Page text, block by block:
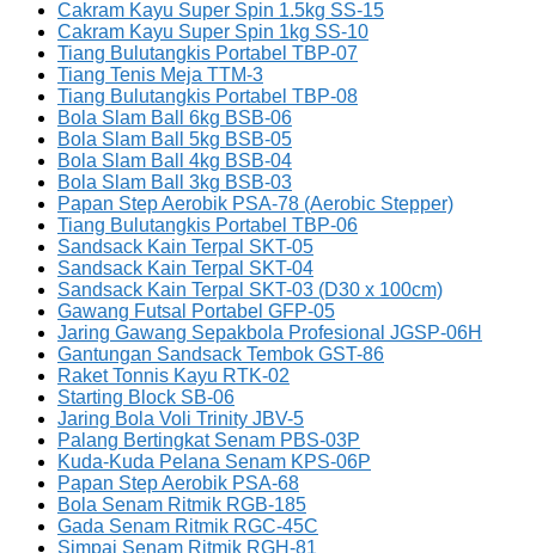
Cakram Kayu Super Spin 1.5kg SS-15
Cakram Kayu Super Spin 1kg SS-10
Tiang Bulutangkis Portabel TBP-07
Tiang Tenis Meja TTM-3
Tiang Bulutangkis Portabel TBP-08
Bola Slam Ball 6kg BSB-06
Bola Slam Ball 5kg BSB-05
Bola Slam Ball 4kg BSB-04
Bola Slam Ball 3kg BSB-03
Papan Step Aerobik PSA-78 (Aerobic Stepper)
Tiang Bulutangkis Portabel TBP-06
Sandsack Kain Terpal SKT-05
Sandsack Kain Terpal SKT-04
Sandsack Kain Terpal SKT-03 (D30 x 100cm)
Gawang Futsal Portabel GFP-05
Jaring Gawang Sepakbola Profesional JGSP-06H
Gantungan Sandsack Tembok GST-86
Raket Tonnis Kayu RTK-02
Starting Block SB-06
Jaring Bola Voli Trinity JBV-5
Palang Bertingkat Senam PBS-03P
Kuda-Kuda Pelana Senam KPS-06P
Papan Step Aerobik PSA-68
Bola Senam Ritmik RGB-185
Gada Senam Ritmik RGC-45C
Simpai Senam Ritmik RGH-81